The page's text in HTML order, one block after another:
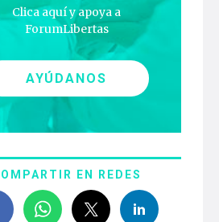
Clica aquí y apoya a
ForumLibertas
AYÚDANOS
EN REDES